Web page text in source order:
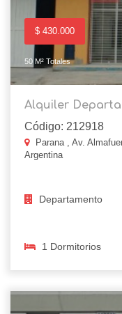
$ 430.000
50 M² Totales
Alquiler
Código: 212918
Parana , Av.
Argentina
Departamento
1 Dormitorios